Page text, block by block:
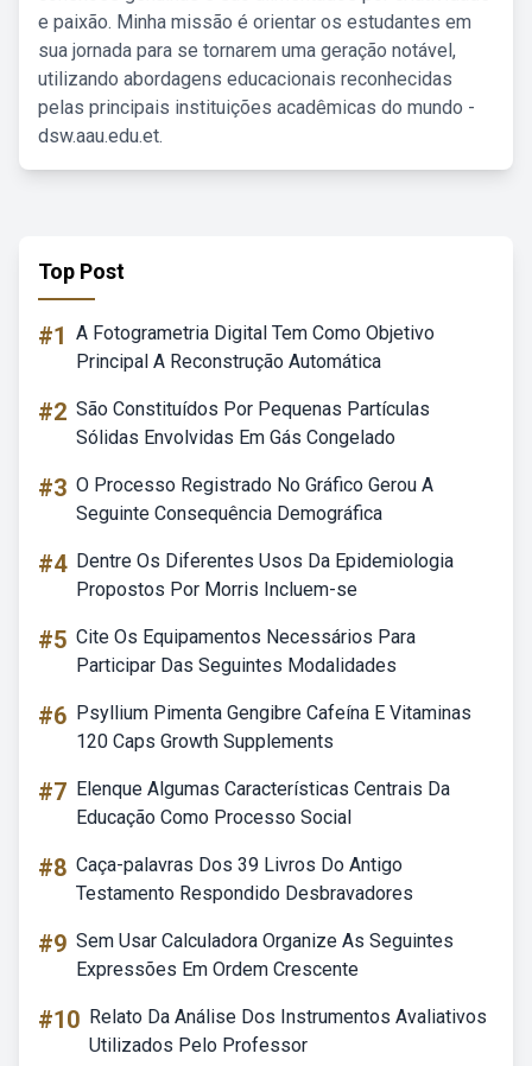
e paixão. Minha missão é orientar os estudantes em
sua jornada para se tornarem uma geração notável,
utilizando abordagens educacionais reconhecidas
pelas principais instituições acadêmicas do mundo -
dsw.aau.edu.et.
Top Post
#1 A Fotogrametria Digital Tem Como Objetivo
Principal A Reconstrução Automática
#2 São Constituídos Por Pequenas Partículas
Sólidas Envolvidas Em Gás Congelado
#3 O Processo Registrado No Gráfico Gerou A
Seguinte Consequência Demográfica
#4 Dentre Os Diferentes Usos Da Epidemiologia
Propostos Por Morris Incluem-se
#5 Cite Os Equipamentos Necessários Para
Participar Das Seguintes Modalidades
#6 Psyllium Pimenta Gengibre Cafeína E Vitaminas
120 Caps Growth Supplements
#7 Elenque Algumas Características Centrais Da
Educação Como Processo Social
#8 Caça-palavras Dos 39 Livros Do Antigo
Testamento Respondido Desbravadores
#9 Sem Usar Calculadora Organize As Seguintes
Expressões Em Ordem Crescente
#10 Relato Da Análise Dos Instrumentos Avaliativos
Utilizados Pelo Professor